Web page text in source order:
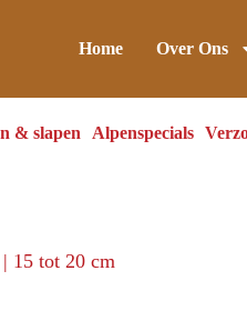
Home Over Ons
& slapen Alpenspecials
15 tot 20 cm